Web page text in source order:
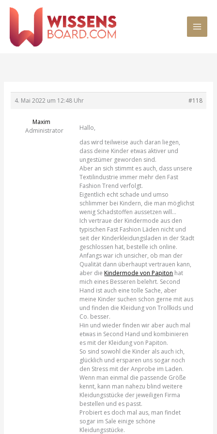
Inhalt
4. Mai 2022 um 12:48 Uhr #118
Maxim
Administrator
Hallo,
das wird teilweise auch daran liegen,
dass deine Kinder etwas aktiver und
ungestümer geworden sind.
Aber an sich stimmt es auch, dass unsere
Textilindustrie immer mehr den Fast
Fashion Trend verfolgt.
Eigentlich echt schade und umso
schlimmer bei Kindern, die man möglichst
wenig Schadstoffen aussetzen will…
Ich vertraue der Kindermode aus den
typischen Fast Fashion Läden nicht und
seit der Kinderkleidungsladen in der Stadt
geschlossen hat, bestelle ich online.
Anfangs war ich unsicher, ob man der
Qualität dann überhaupt vertrauen kann,
aber dieKindermode von Papiton hat
mich eines Besseren belehrt. Second
Hand ist auch eine tolle Sache, aber
meine Kinder suchen schon gerne mit aus
und finden die Kleidung von Trollkids und
Co. besser.
Hin und wieder finden wir aber auch mal
etwas in Second Hand und kombinieren
es mit der Kleidung von Papiton.
So sind sowohl die Kinder als auch ich,
glücklich und ersparen uns sogar noch
den Stress mit der Anprobe im Laden.
Wenn man einmal die passende Größe
kennt, kann man nahezu blind weitere
Kleidungsstücke der jeweiligen Firma
bestellen und es passt.
Probiert es doch mal aus, man findet
sogar im Sale einige schöne
Kleidungsstücke.